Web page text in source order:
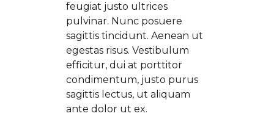
feugiat justo ultrices
pulvinar. Nunc posuere
sagittis tincidunt. Aenean ut
egestas risus. Vestibulum
efficitur, dui at porttitor
condimentum, justo purus
sagittis lectus, ut aliquam
ante dolor ut ex.